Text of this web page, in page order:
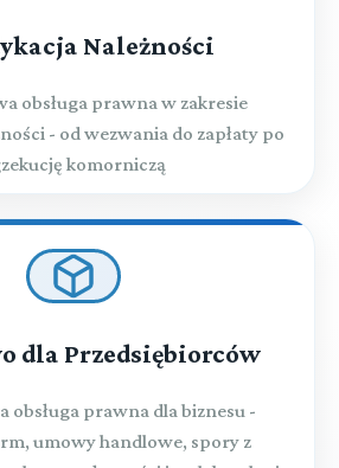
Należności
obsługa prawna w zakresie
- od wezwania do zapłaty po
komorniczą
dla Przedsiębiorców
obsługa prawna dla biznesu -
umowy handlowe, spory z